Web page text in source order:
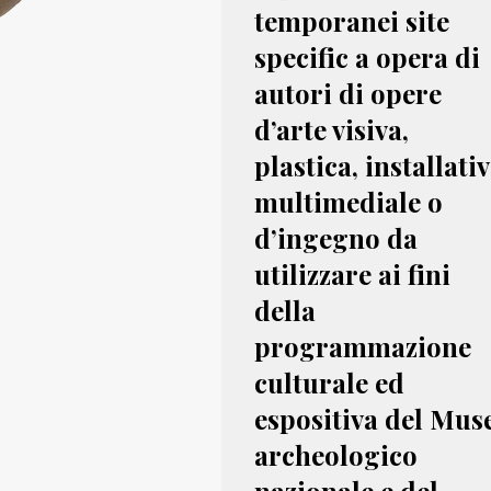
temporanei site
specific a opera di
autori di opere
d’arte visiva,
plastica,
multimediale o
d’ingegno da
utilizzare ai fini
della
programmazione
culturale ed
espositiva del
archeologico